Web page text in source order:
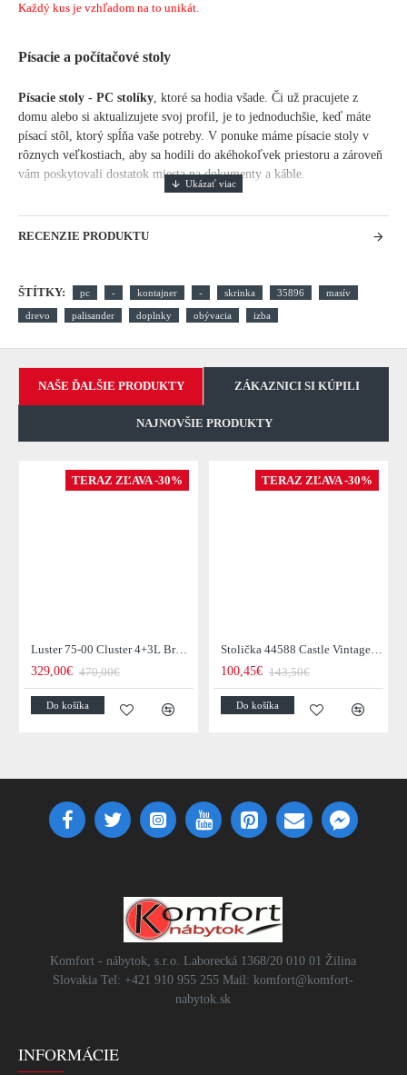
Každý kus je vzhľadom na to unikát.
Písacie a počítačové stoly
Písacie stoly - PC stolíky, ktoré sa hodia všade. Či už pracujete z
domu alebo si aktualizujete svoj profil, je to jednoduchšie, keď máte
písací stôl, ktorý spĺňa vaše potreby. V ponuke máme písacie stoly v
rôznych veľkostiach, aby sa hodili do akéhokoľvek priestoru a zároveň
vám poskytovali dostatok miesta na dokumenty a káble.
RECENZIE PRODUKTU
ŠTÍTKY: pc - kontajner - skrinka 35896 masív
drevo palisander doplnky obývacia izba
NAŠE ĎALŠIE PRODUKTY ZÁKAZNICI SI KÚPILI
NAJNOVŠIE PRODUKTY
TERAZ ZĽAVA -30%
Luster 75-00 Cluster 4+3L Brown + Jantar Glass
329,00€ 470,00€
Do košíka
TERAZ ZĽAVA -30%
Stolička 44588 Castle Vintage Black
100,45€ 143,50€
Do košíka
Komfort - nábytok, s.r.o. Laborecká 1368/20 010 01 Žilina
Slovakia Tel: +421 910 955 255 Mail: komfort@komfort-
nabytok.sk
INFORMÁCIE